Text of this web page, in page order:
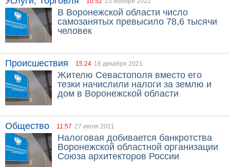
В Воронежской области число
самозанятых превысило 78,6 тысячи
человек
Происшествия 15:24 16 декабря 2021
Жителю Севастополя вместо его
тезки начислили налоги за землю и
дом в Воронежской области
Общество 11:57 27 июля 2021
Налоговая добивается банкротства
Воронежской областной организации
Союза архитекторов России